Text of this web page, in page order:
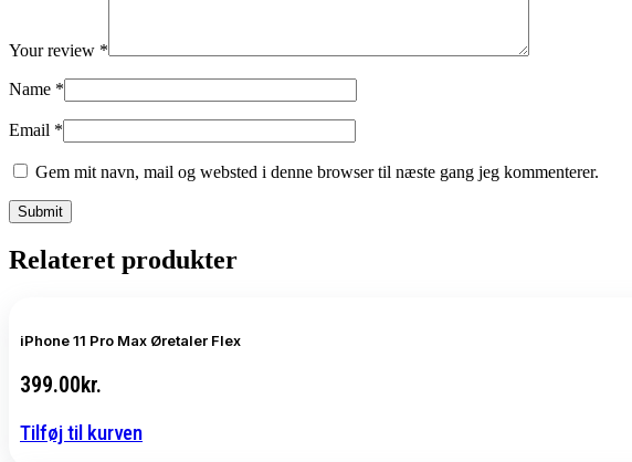
Your review *
Name *
Email *
Gem mit navn, mail og websted i denne browser til næste gang jeg kommenterer.
Relateret produkter
iPhone 11 Pro Max Øretaler Flex
399.00kr.
Tilføj til kurven